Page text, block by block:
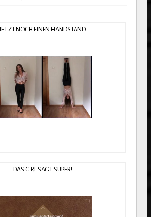
JETZT NOCH EINEN HANDSTAND
DAS GIRL SAGT SUPER!